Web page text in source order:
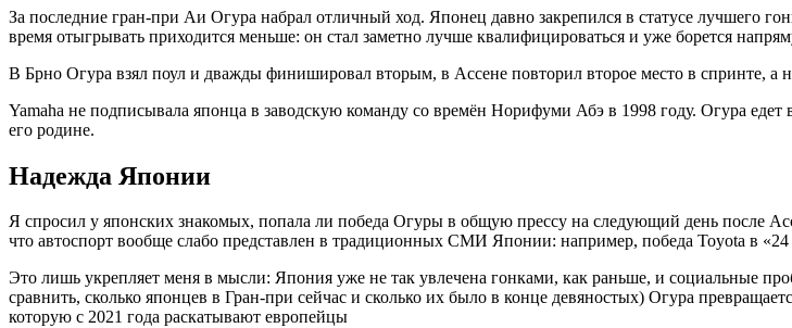
За последние гран-при Аи Огура набрал отличный ход. Японец давно закрепился в статусе лучшего
время отыгрывать приходится меньше: он стал заметно лучше квалифицироваться и уже борется
В Брно Огура взял поул и дважды финишировал вторым, в Ассене повторил второе место в спринте,
Yamaha не подписывала японца в заводскую команду со времён Норифуми Абэ в 1998 году. Огура едет
его родине.
Надежда Японии
Я спросил у японских знакомых, попала ли победа Огуры в общую прессу на следующий день после
что автоспорт вообще слабо представлен в традиционных СМИ Японии: например, победа Toyota в «24
Это лишь укрепляет меня в мысли: Япония уже не так увлечена гонками, как раньше, и социальные
сравнить, сколько японцев в Гран-при сейчас и сколько их было в конце девяностых) Огура
которую с 2021 года раскатывают европейцы